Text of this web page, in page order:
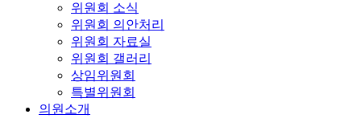
위원회 소식
위원회 의안처리
위원회 자료실
위원회 갤러리
상임위원회
특별위원회
의원소개